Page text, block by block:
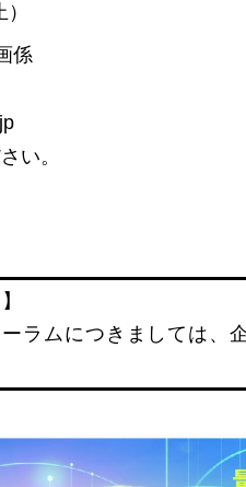
係
い。
ラムにつきましては、